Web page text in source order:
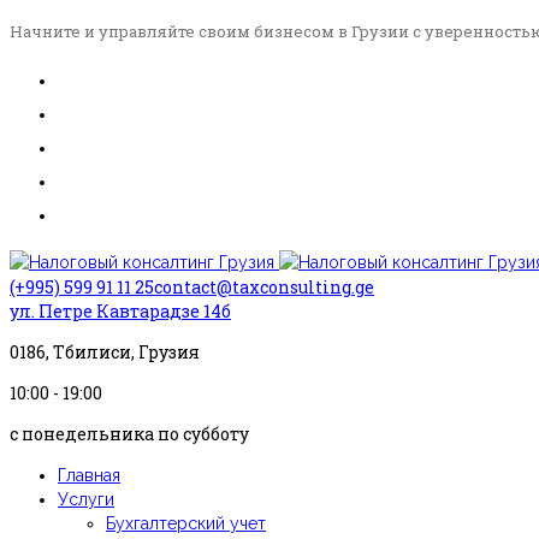
Начните и управляйте своим бизнесом в Грузии с
(+995) 599 91 11 25contact@taxconsulting.ge
ул. Петре Кавтарадзе 14б
0186, Тбилиси, Грузия
10:00 - 19:00
с понедельника по субботу
Главная
Услуги
Бухгалтерский учет